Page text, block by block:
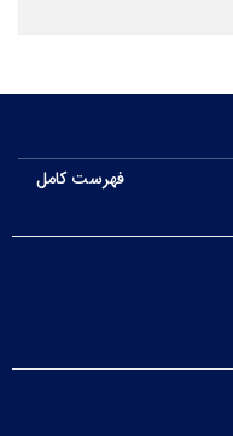
فهرست کامل